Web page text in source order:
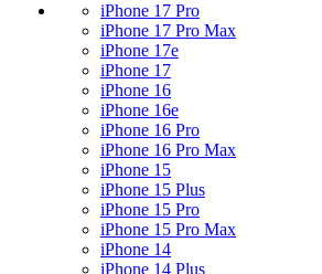
iPhone 17 Pro
iPhone 17 Pro Max
iPhone 17e
iPhone 17
iPhone 16
iPhone 16e
iPhone 16 Pro
iPhone 16 Pro Max
iPhone 15
iPhone 15 Plus
iPhone 15 Pro
iPhone 15 Pro Max
iPhone 14
iPhone 14 Plus